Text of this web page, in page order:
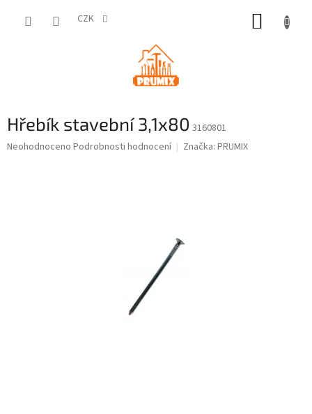
CZK
Hřebík stavební 3,1x80 3160801
Průměrné
Neohodnoceno Podrobnosti hodnocení Značka: PRUMIX